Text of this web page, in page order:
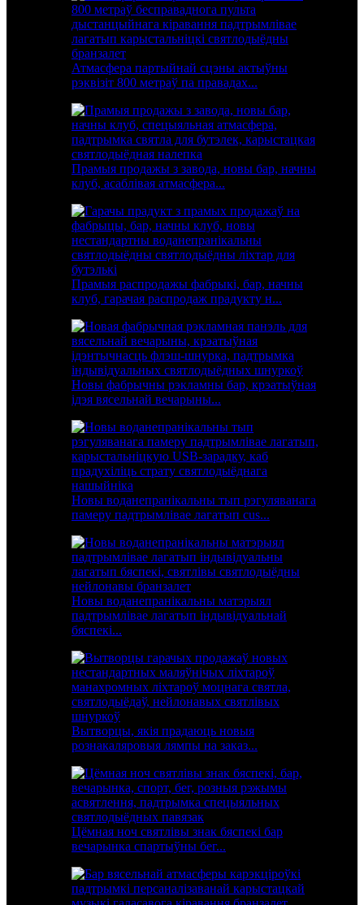
Атмасфера партыйнай сцэны актыўны
рэквізіт 800 метраў па правадах...
Прамыя продажы з завода, новы бар, начны
клуб, асаблівая атмасфера...
Прамыя распродажы фабрыкі, бар, начны
клуб, гарачая распродаж прадукту н...
Новы фабрычны рэкламны бар, крэатыўная
ідэя вясельнай вечарыны...
Новы воданепранікальны тып рэгуляванага
памеру падтрымлівае лагатып cus...
Новы воданепранікальны матэрыял
падтрымлівае лагатып індывідуальнай
бяспекі...
Вытворцы, якія прадаюць новыя
рознакаляровыя лямпы на заказ...
Цёмная ноч святлівы знак бяспекі бар
вечарынка спартыўны бег...